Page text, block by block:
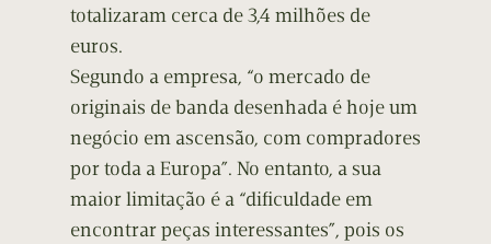
totalizaram cerca de 3,4 milhões de
euros.
Segundo a empresa, “o mercado de
originais de banda desenhada é hoje um
negócio em ascensão, com compradores
por toda a Europa”. No entanto, a sua
maior limitação é a “dificuldade em
encontrar peças interessantes”, pois os